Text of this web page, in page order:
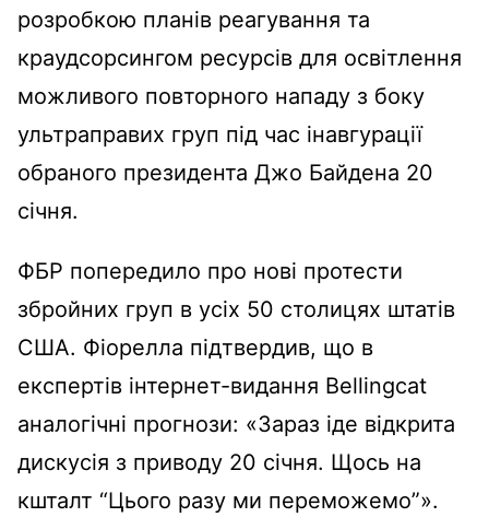
розробкою планів реагування та
краудсорсингом ресурсів для освітлення
можливого повторного нападу з боку
ультраправих груп під час інавгурації
обраного президента Джо Байдена 20
січня.
ФБР попередило про нові протести
збройних груп в усіх 50 столицях штатів
США. Фіорелла підтвердив, що в
експертів інтернет-видання Bellingcat
аналогічні прогнози: «Зараз іде відкрита
дискусія з приводу 20 січня. Щось на
кшталт “Цього разу ми переможемо”».